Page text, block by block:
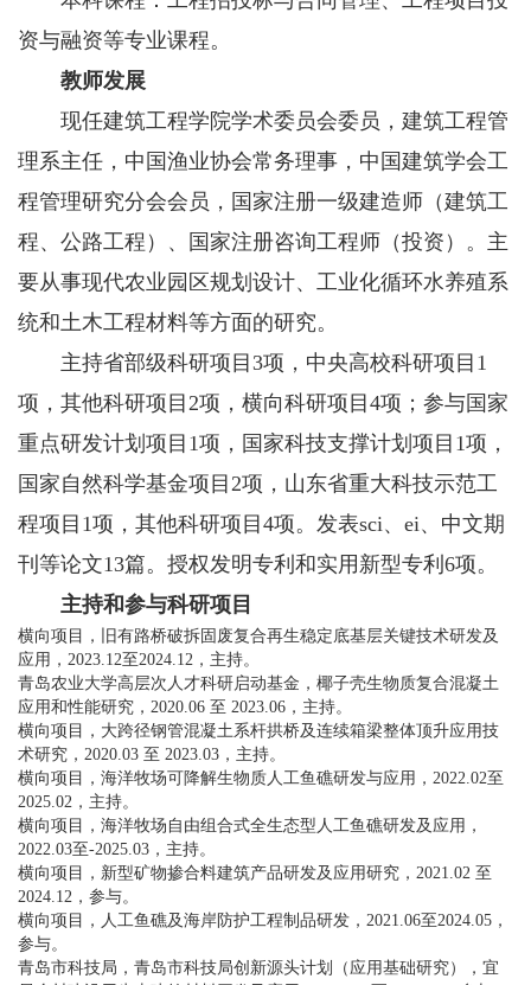
资与融资等专业课程。
教师发展
现任建筑工程学院学术委员会委员，建筑工程管
理系主任，中国渔业协会常务理事，中国建筑学会工
程管理研究分会会员，国家注册一级建造师（建筑工
程、公路工程）、国家注册咨询工程师（投资）。主
要从事现代农业园区规划设计、工业化循环水养殖系
统和土木工程材料等方面的研究。
主持省部级科研项目3项，中央高校科研项目1
项，其他科研项目2项，横向科研项目4项；参与国家
重点研发计划项目1项，国家科技支撑计划项目1项，
国家自然科学基金项目2项，山东省重大科技示范工
程项目1项，其他科研项目4项。发表sci、ei、中文期
刊等论文13篇。授权发明专利和实用新型专利6项。
主持和参与科研项目
横向项目，旧有路桥破拆固废复合再生稳定底基层关键技术研发及
应用，2023.12至2024.12，主持。
青岛农业大学高层次人才科研启动基金，椰子壳生物质复合混凝土
应用和性能研究，2020.06 至 2023.06，主持。
横向项目，大跨径钢管混凝土系杆拱桥及连续箱梁整体顶升应用技
术研究，2020.03 至 2023.03，主持。
横向项目，海洋牧场可降解生物质人工鱼礁研发与应用，2022.02至
2025.02，主持。
横向项目，海洋牧场自由组合式全生态型人工鱼礁研发及应用，
2022.03至-2025.03，主持。
横向项目，新型矿物掺合料建筑产品研发及应用研究，2021.02 至
2024.12，参与。
横向项目，人工鱼礁及海岸防护工程制品研发，2021.06至2024.05，
参与。
青岛市科技局，青岛市科技局创新源头计划（应用基础研究），宜